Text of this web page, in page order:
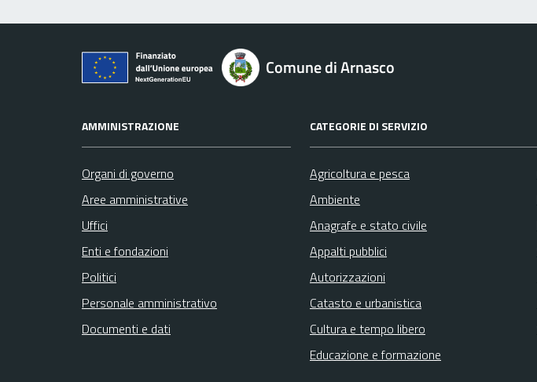
Comune di Arnasco
AMMINISTRAZIONE
Organi di governo
Aree amministrative
Uffici
Enti e fondazioni
Politici
Personale amministrativo
Documenti e dati
CATEGORIE DI SERVIZIO
Agricoltura e pesca
Ambiente
Anagrafe e stato civile
Appalti pubblici
Autorizzazioni
Catasto e urbanistica
Cultura e tempo libero
Educazione e formazione